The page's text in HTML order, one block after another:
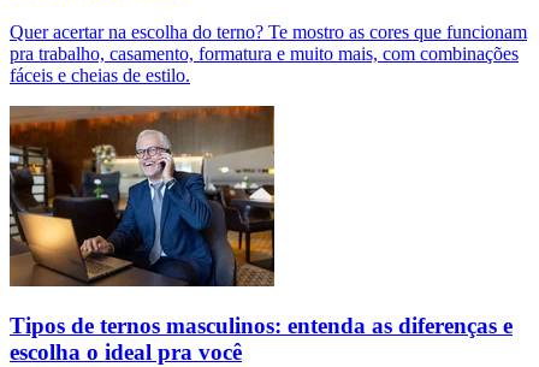
Quer acertar na escolha do terno? Te mostro as cores que funcionam
pra trabalho, casamento, formatura e muito mais, com combinações
fáceis e cheias de estilo.
Tipos de ternos masculinos: entenda as diferenças e
escolha o ideal pra você